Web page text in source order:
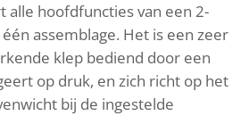
alle hoofdfuncties van een 2-
assemblage. Het is een zeer
klep bediend door een
op druk, en zich richt op het
bij de ingestelde